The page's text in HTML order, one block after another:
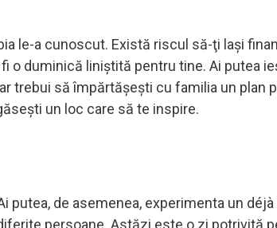
le-a cunoscut. Există riscul să-ţi laşi
o duminică liniştită pentru tine. Ai putea
trebui să împărtășeşti cu familia un plan
un loc care să te inspire.
de asemenea, experimenta un déjà
persoane. Astăzi este o zi potrivită